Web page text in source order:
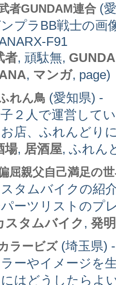
者GUNDAM連合(
プラBB戦士の画
F91
者, 頑駄無,
, マンガ, page)
れん鳥 (愛知県) -
２人で運営して
店、ふれんどり
場, 居酒屋, ふれん
屈親父自己満足の
タムバイクの紹
ーツリストのプ
スタムバイク , 発明
ラービズ(埼玉県) -
ーやイメージを
はどうしたらよ